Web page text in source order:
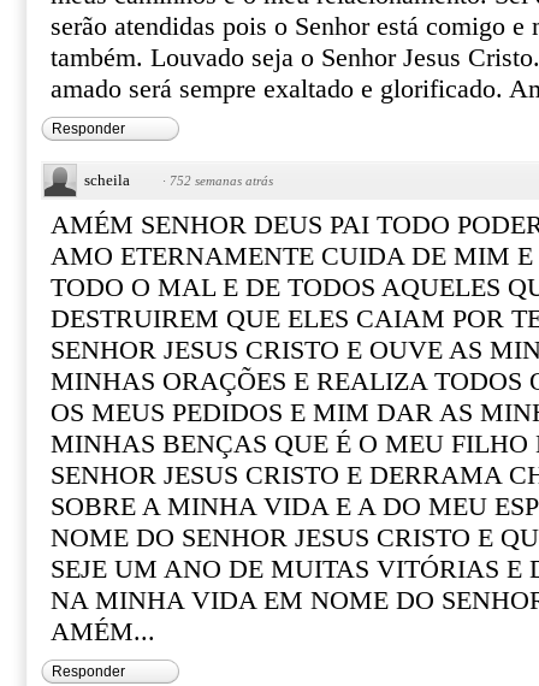
serão atendidas pois o Senhor está comigo e
também. Louvado seja o Senhor Jesus
amado será sempre exaltado e glorificado.
Responder
scheila · 752 semanas atrás
AMÉM SENHOR DEUS PAI TODO
AMO ETERNAMENTE CUIDA DE MIM
TODO O MAL E DE TODOS AQUELES
DESTRUIREM QUE ELES CAIAM POR
SENHOR JESUS CRISTO E OUVE AS
MINHAS ORAÇÕES E REALIZA TODOS
OS MEUS PEDIDOS E MIM DAR AS
MINHAS BENÇAS QUE É O MEU FILHO
SENHOR JESUS CRISTO E DERRAMA
SOBRE A MINHA VIDA E A DO MEU
NOME DO SENHOR JESUS CRISTO E
SEJE UM ANO DE MUITAS VITÓRIAS E
NA MINHA VIDA EM NOME DO
AMÉM...
Responder